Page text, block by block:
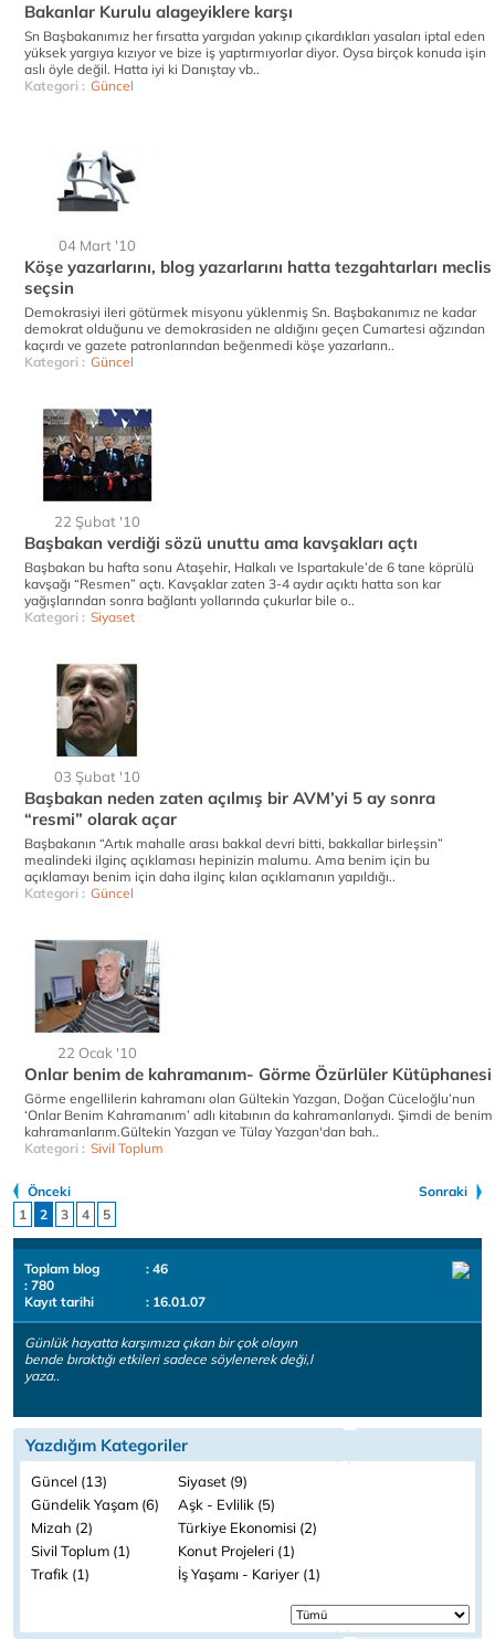
Bakanlar Kurulu alageyiklere karşı
Sn Başbakanımız her fırsatta yargıdan yakınıp çıkardıkları yasaları iptal eden
yüksek yargıya kızıyor ve bize iş yaptırmıyorlar diyor. Oysa birçok konuda işin
aslı öyle değil. Hatta iyi ki Danıştay vb..
Kategori : Güncel
04 Mart '10
Köşe yazarlarını, blog yazarlarını hatta tezgahtarları meclis
seçsin
Demokrasiyi ileri götürmek misyonu yüklenmiş Sn. Başbakanımız ne kadar
demokrat olduğunu ve demokrasiden ne aldığını geçen Cumartesi ağzından
kaçırdı ve gazete patronlarından beğenmedi köşe yazarların..
Kategori : Güncel
22 Şubat '10
Başbakan verdiği sözü unuttu ama kavşakları açtı
Başbakan bu hafta sonu Ataşehir, Halkalı ve Ispartakule’de 6 tane köprülü
kavşağı “Resmen” açtı. Kavşaklar zaten 3-4 aydır açıktı hatta son kar
yağışlarından sonra bağlantı yollarında çukurlar bile o..
Kategori : Siyaset
03 Şubat '10
Başbakan neden zaten açılmış bir AVM’yi 5 ay sonra
“resmi” olarak açar
Başbakanın “Artık mahalle arası bakkal devri bitti, bakkallar birleşsin”
mealindeki ilginç açıklaması hepinizin malumu. Ama benim için bu
açıklamayı benim için daha ilginç kılan açıklamanın yapıldığı..
Kategori : Güncel
22 Ocak '10
Onlar benim de kahramanım- Görme Özürlüler Kütüphanesi
Görme engellilerin kahramanı olan Gültekin Yazgan, Doğan Cüceloğlu’nun
‘Onlar Benim Kahramanım’ adlı kitabının da kahramanlarıydı. Şimdi de benim
kahramanlarım.Gültekin Yazgan ve Tülay Yazgan'dan bah..
Kategori : Sivil Toplum
Önceki
Sonraki
1
2 3 4 5
Toplam blog
: 46
: 780
Kayıt tarihi
: 16.01.07
Günlük hayatta karşımıza çıkan bir çok olayın
bende bıraktığı etkileri sadece söylenerek deği,l
yaza..
Yazdığım Kategoriler
Güncel (13)
Siyaset (9)
Gündelik Yaşam (6)
Aşk - Evlilik (5)
Mizah (2)
Türkiye Ekonomisi (2)
Sivil Toplum (1)
Konut Projeleri (1)
Trafik (1)
İş Yaşamı - Kariyer (1)